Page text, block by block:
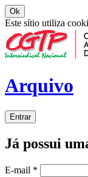
Ok
Este sítio utiliza
Arquivo
Entrar
Já possui
E-mail *